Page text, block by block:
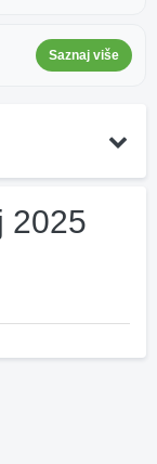
Saznaj više
2025